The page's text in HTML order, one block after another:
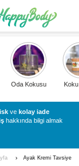
Oda Kokusu
ve kolay iade
hakkında bilgi almak
Ayak Kremi Tavsiye